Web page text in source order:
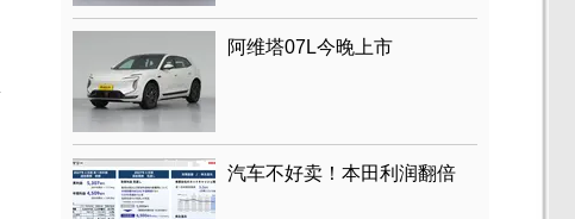
阿维塔07L今晚上市
汽车不好卖！本田利润翻倍